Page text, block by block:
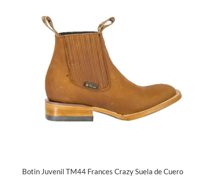
Botin Juvenil TM44 Frances Crazy Suela de Cuero